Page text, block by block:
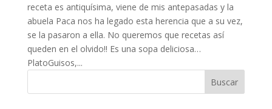
receta es antiquísima, viene de mis antepasadas y la
abuela Paca nos ha legado esta herencia que a su vez,
se la pasaron a ella. No queremos que recetas así
queden en el olvido!! Es una sopa deliciosa…
PlatoGuisos,...